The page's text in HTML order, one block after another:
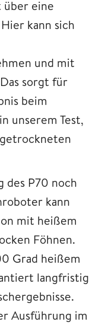
über eine
kann sich
und mit
sorgt für
beim
unserem Test,
des P70 noch
kann
mit heißem
Föhnen.
Grad heißem
langfristig
Ausführung im